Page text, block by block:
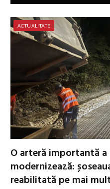
ACTUALITATE
O arteră importantă
modernizează:
reabilitată pe mai